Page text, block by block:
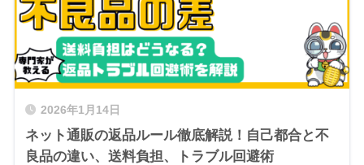
2026年1月14日
ネット通販の返品ルール徹底解説！自己都合と不
良品の違い、送料負担、トラブル回避術